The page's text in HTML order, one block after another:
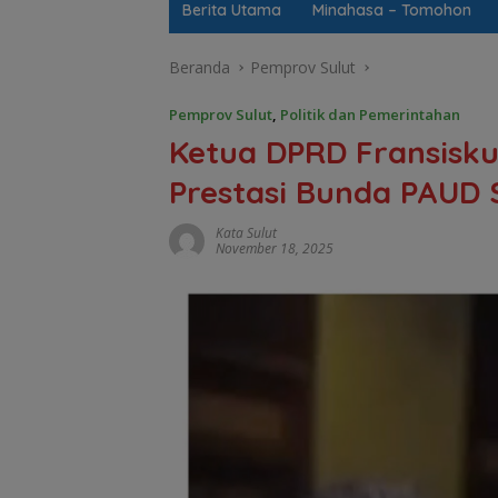
Berita Utama Minahasa – Tomohon
Beranda Pemprov Sulut
Pemprov Sulut, Politik dan Pemerintahan
Ketua DPRD
Prestasi Bunda
Kata Sulut
November 18, 2025